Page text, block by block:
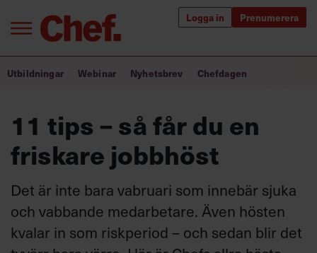
Logga in Prenumerera
Bra ledare förändrar världen
Utbildning för ledare
Chefakademin+
Populära utbildningar
Utbildningar Webinar Nyhetsbrev Chefdagen
11 tips – så får du en
friskare jobbhöst
Det är inte bara vabruari som innebär sjuka
och vabbande medarbetare. Även hösten
kvalar in som riskperiod – och sedan blir det